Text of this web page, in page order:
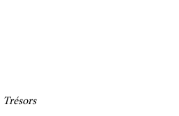
Trésors